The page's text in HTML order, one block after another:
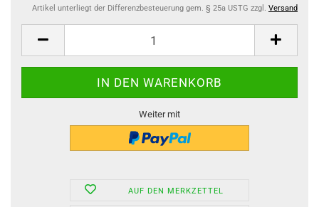
Artikel unterliegt der Differenzbesteuerung gem. § 25a USTG zzgl. Versand
Weiter mit
AUF DEN MERKZETTEL